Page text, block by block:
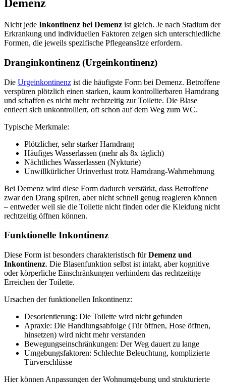
Demenz
Nicht jede Inkontinenz bei Demenz ist gleich. Je nach Stadium der
Erkrankung und individuellen Faktoren zeigen sich unterschiedliche
Formen, die jeweils spezifische Pflegeansätze erfordern.
Dranginkontinenz (Urgeinkontinenz)
Die Urgeinkontinenz ist die häufigste Form bei Demenz. Betroffene
verspüren plötzlich einen starken, kaum kontrollierbaren Harndrang
und schaffen es nicht mehr rechtzeitig zur Toilette. Die Blase
entleert sich unkontrolliert, oft schon auf dem Weg zum WC.
Typische Merkmale:
Plötzlicher, sehr starker Harndrang
Häufiges Wasserlassen (mehr als 8x täglich)
Nächtliches Wasserlassen (Nykturie)
Unwillkürlicher Urinverlust trotz Harndrang-Wahrnehmung
Bei Demenz wird diese Form dadurch verstärkt, dass Betroffene
zwar den Drang spüren, aber nicht schnell genug reagieren können
– entweder weil sie die Toilette nicht finden oder die Kleidung nicht
rechtzeitig öffnen können.
Funktionelle Inkontinenz
Diese Form ist besonders charakteristisch fürDemenz und
Inkontinenz. Die Blasenfunktion selbst ist intakt, aber kognitive
oder körperliche Einschränkungen verhindern das rechtzeitige
Erreichen der Toilette.
Ursachen der funktionellen Inkontinenz:
Desorientierung: Die Toilette wird nicht gefunden
Apraxie: Die Handlungsabfolge (Tür öffnen, Hose öffnen,
hinsetzen) wird nicht mehr verstanden
Bewegungseinschränkungen: Der Weg dauert zu lange
Umgebungsfaktoren: Schlechte Beleuchtung, komplizierte
Türverschlüsse
Hier können Anpassungen der Wohnumgebung und strukturierte